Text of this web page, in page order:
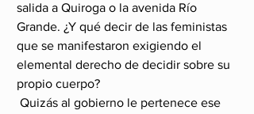
salida a Quiroga o la avenida Río
Grande. ¿Y qué decir de las feministas
que se manifestaron exigiendo el
elemental derecho de decidir sobre su
propio cuerpo?
Quizás al gobierno le pertenece ese